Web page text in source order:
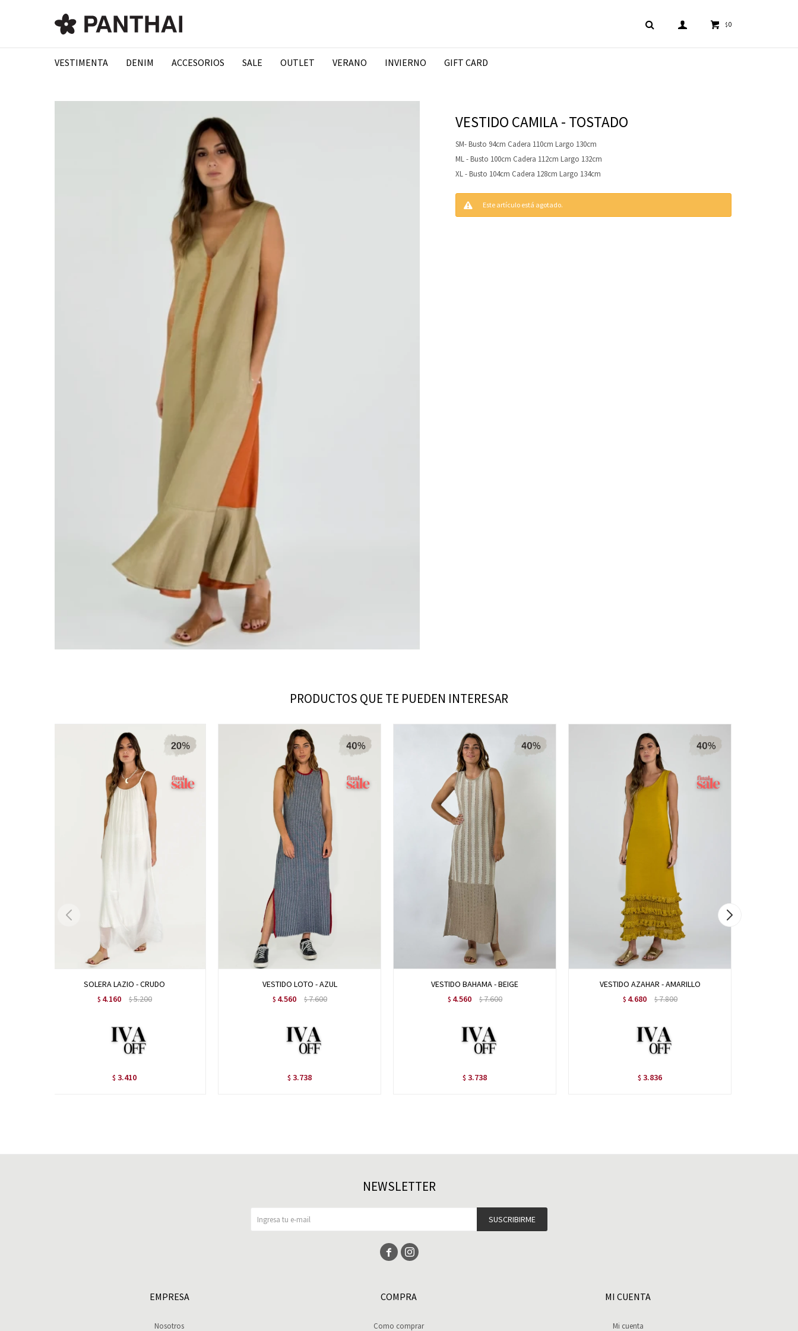
VESTIMENTA DENIM ACCESORIOS SALE OUTLET VERANO INVIERNO GIFT CARD
$0
VESTIDO CAMILA - TOSTADO
SM- Busto 94cm Cadera 110cm Largo 130cm
ML - Busto 100cm Cadera 112cm Largo 132cm
XL - Busto 104cm Cadera 128cm Largo 134cm
Este artículo está agotado.
PRODUCTOS QUE TE PUEDEN INTERESAR
SOLERA LAZIO - CRUDO
$ 4.160 $5.200
$ 3.410
VESTIDO LOTO - AZUL
$ 4.560 $7.600
$ 3.738
VESTIDO BAHAMA - BEIGE
$ 4.560 $7.600
$ 3.738
VESTIDO AZAHAR - AMARILLO
$ 4.680 $7.800
$ 3.836
EMPRESA
Nosotros
COMPRA
Como comprar
MI CUENTA
Mi cuenta
NEWSLETTER
SUSCRIBIRME
 